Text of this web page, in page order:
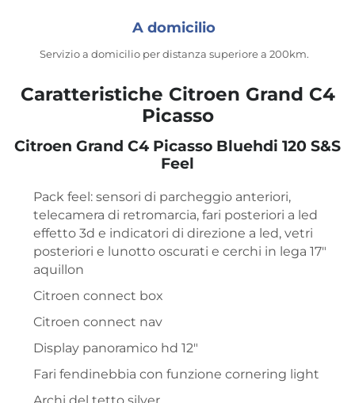
A domicilio
Servizio a domicilio per distanza superiore a 200km.
Caratteristiche Citroen Grand C4
Picasso
Citroen Grand C4 Picasso Bluehdi 120 S&S
Feel
Pack feel: sensori di parcheggio anteriori,
telecamera di retromarcia, fari posteriori a led
effetto 3d e indicatori di direzione a led, vetri
posteriori e lunotto oscurati e cerchi in lega 17″
aquillon
Citroen connect box
Citroen connect nav
Display panoramico hd 12″
Fari fendinebbia con funzione cornering light